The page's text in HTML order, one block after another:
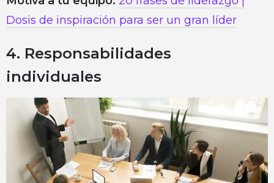
Dosis de inspiración para ser un gran líder
4. Responsabilidades
individuales